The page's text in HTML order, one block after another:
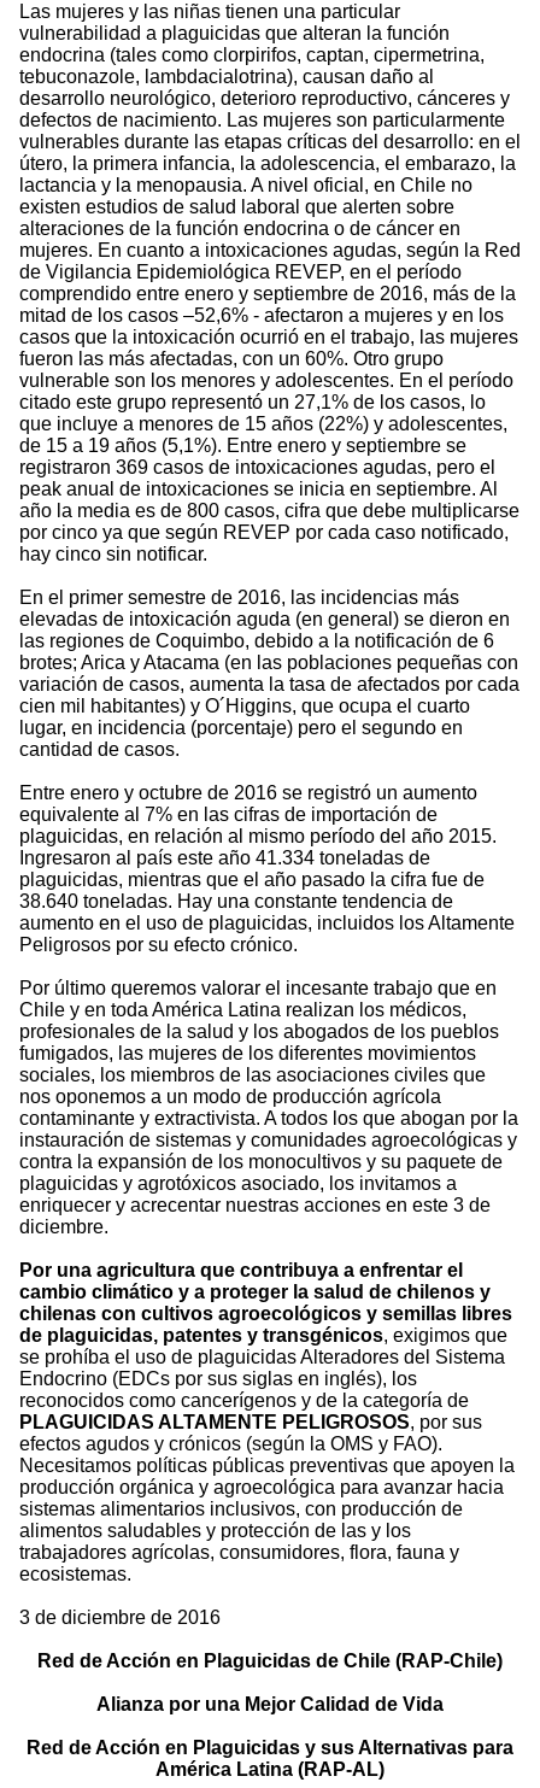
Las mujeres y las niñas tienen una particular
vulnerabilidad a plaguicidas que alteran la función
endocrina (tales como clorpirifos, captan, cipermetrina,
tebuconazole, lambdacialotrina), causan daño al
desarrollo neurológico, deterioro reproductivo, cánceres y
defectos de nacimiento. Las mujeres son particularmente
vulnerables durante las etapas críticas del desarrollo: en el
útero, la primera infancia, la adolescencia, el embarazo, la
lactancia y la menopausia. A nivel oficial, en Chile no
existen estudios de salud laboral que alerten sobre
alteraciones de la función endocrina o de cáncer en
mujeres. En cuanto a intoxicaciones agudas, según la Red
de Vigilancia Epidemiológica REVEP, en el período
comprendido entre enero y septiembre de 2016, más de la
mitad de los casos –52,6% - afectaron a mujeres y en los
casos que la intoxicación ocurrió en el trabajo, las mujeres
fueron las más afectadas, con un 60%. Otro grupo
vulnerable son los menores y adolescentes. En el período
citado este grupo representó un 27,1% de los casos, lo
que incluye a menores de 15 años (22%) y adolescentes,
de 15 a 19 años (5,1%). Entre enero y septiembre se
registraron 369 casos de intoxicaciones agudas, pero el
peak anual de intoxicaciones se inicia en septiembre. Al
año la media es de 800 casos, cifra que debe multiplicarse
por cinco ya que según REVEP por cada caso notificado,
hay cinco sin notificar.
En el primer semestre de 2016, las incidencias más
elevadas de intoxicación aguda (en general) se dieron en
las regiones de Coquimbo, debido a la notificación de 6
brotes; Arica y Atacama (en las poblaciones pequeñas con
variación de casos, aumenta la tasa de afectados por cada
cien mil habitantes) y O´Higgins, que ocupa el cuarto
lugar, en incidencia (porcentaje) pero el segundo en
cantidad de casos.
Entre enero y octubre de 2016 se registró un aumento
equivalente al 7% en las cifras de importación de
plaguicidas, en relación al mismo período del año 2015.
Ingresaron al país este año 41.334 toneladas de
plaguicidas, mientras que el año pasado la cifra fue de
38.640 toneladas. Hay una constante tendencia de
aumento en el uso de plaguicidas, incluidos los Altamente
Peligrosos por su efecto crónico.
Por último queremos valorar el incesante trabajo que en
Chile y en toda América Latina realizan los médicos,
profesionales de la salud y los abogados de los pueblos
fumigados, las mujeres de los diferentes movimientos
sociales, los miembros de las asociaciones civiles que
nos oponemos a un modo de producción agrícola
contaminante y extractivista. A todos los que abogan por la
instauración de sistemas y comunidades agroecológicas y
contra la expansión de los monocultivos y su paquete de
plaguicidas y agrotóxicos asociado, los invitamos a
enriquecer y acrecentar nuestras acciones en este 3 de
diciembre.
Por una agricultura que contribuya a enfrentar el
cambio climático y a proteger la salud de chilenos y
chilenas con cultivos agroecológicos y semillas libres
de plaguicidas, patentes y transgénicos, exigimos que
se prohíba el uso de plaguicidas Alteradores del Sistema
Endocrino (EDCs por sus siglas en inglés), los
reconocidos como cancerígenos y de la categoría de
PLAGUICIDAS ALTAMENTE PELIGROSOS, por sus
efectos agudos y crónicos (según la OMS y FAO).
Necesitamos políticas públicas preventivas que apoyen la
producción orgánica y agroecológica para avanzar hacia
sistemas alimentarios inclusivos, con producción de
alimentos saludables y protección de las y los
trabajadores agrícolas, consumidores, flora, fauna y
ecosistemas.
3 de diciembre de 2016
Red de Acción en Plaguicidas de Chile (RAP-Chile)
Alianza por una Mejor Calidad de Vida
Red de Acción en Plaguicidas y sus Alternativas para
América Latina (RAP-AL)